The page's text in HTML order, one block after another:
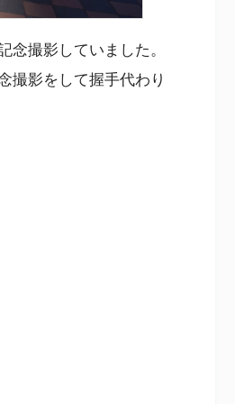
撮影していました。
撮影をして握手代わり